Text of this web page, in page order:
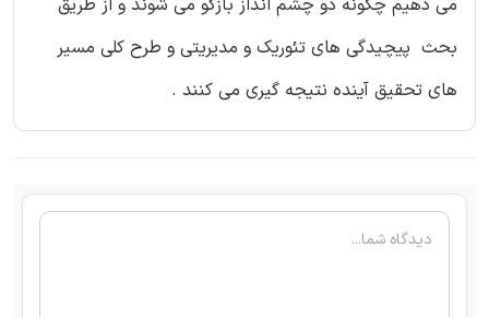
می دهیم چگونه دو چشم انداز بازگو می شوند و از طریق
بحث پیچیدگی های تئوریک و مدیریتی و طرح کلی مسیر
های تحقیق آینده نتیجه گیری می کنند .